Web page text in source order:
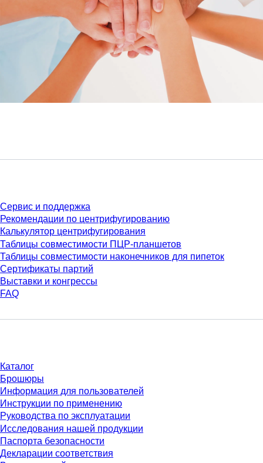
Сервис и поддержка
Рекомендации по центрифугированию
Калькулятор центрифугирования
Таблицы совместимости ПЦР-планшетов
Таблицы совместимости наконечников для пипеток
Сертификаты партий
Выставки и конгрессы
FAQ
Каталог
Брошюры
Информация для пользователей
Инструкции по применению
Руководства по эксплуатации
Исследования нашей продукции
Паспорта безопасности
Декларации соответствия